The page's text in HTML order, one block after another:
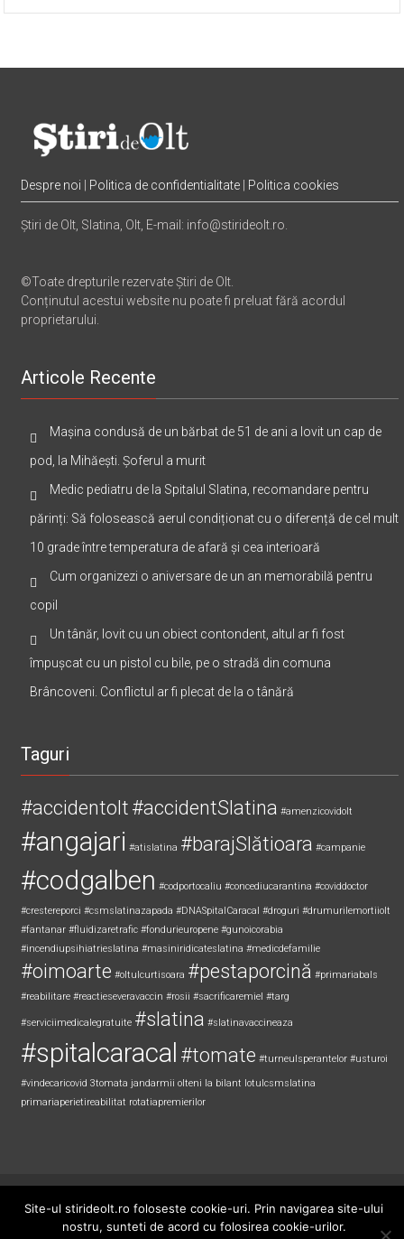
Despre noi Politica de confidentialitate Politica cookies
Știri de Olt, Slatina, Olt, E-mail: info@stirideolt.ro.
©Toate drepturile rezervate Știri de Olt.
Conținutul acestui website nu poate fi preluat fără acordul
proprietarului.
Articole Recente
Mașina condusă de un bărbat de 51 de ani a lovit un cap de
pod, la Mihăești. Șoferul a murit
Medic pediatru de la Spitalul Slatina, recomandare pentru
părinți: Să folosească aerul condiționat cu o diferență de cel mult
10 grade între temperatura de afară și cea interioară
Cum organizezi o aniversare de un an memorabilă pentru
copil
Un tânăr, lovit cu un obiect contondent, altul ar fi fost
împușcat cu un pistol cu bile, pe o stradă din comuna
Brâncoveni. Conflictul ar fi plecat de la o tânără
Taguri
#accidentolt #accidentSlatina #amenzicovidolt
#angajari #atislatina #barajSlătioara #campanie
#codgalben #codportocaliu #concediucarantina #coviddoctor
#crestereporci #csmslatinazapada #DNASpitalCaracal #droguri #drumurilemortiiolt
#fantanar #fluidizaretrafic #fondurieuropene #gunoicorabia
#incendiupsihiatrieslatina #masiniridicateslatina #medicdefamilie
#oimoarte #oltulcurtisoara #pestaporcină #primariabals
#reabilitare #reactieseveravaccin #rosii #sacrificaremiel #targ
#serviciimedicalegratuite #slatina #slatinavaccineaza
#spitalcaracal #tomate #turneulsperantelor #usturoi
#vindecaricovid 3tomata jandarmii olteni la bilant lotulcsmslatina
primariaperietireabilitat rotatiapremierilor
ThemeGrill. Powered byWordPress.
Site-ul stirideolt.ro foloseste cookie-uri. Prin navigarea site-ului
nostru, sunteti de acord cu folosirea cookie-urilor.